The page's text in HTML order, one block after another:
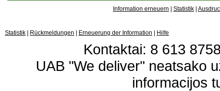
Information erneuern Statistik
Statistik Rückmeldungen Erneuerung der Information Hilfe
Kontaktai: 8 613
UAB "We deliver" neatsako
informacijos